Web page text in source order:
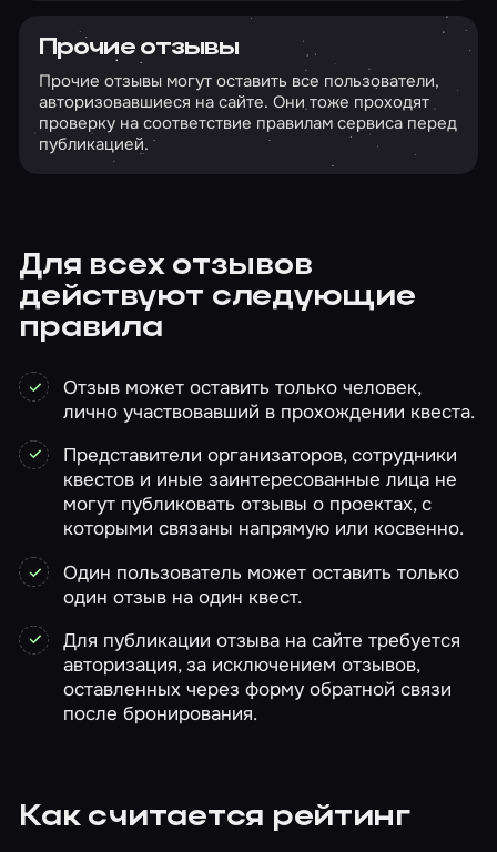
Прочие отзывы
Прочие отзывы могут оставить все пользователи,
авторизовавшиеся на сайте. Они тоже проходят
проверку на соответствие правилам сервиса перед
публикацией.
Для всех отзывов
действуют следующие
правила
Отзыв может оставить только человек,
лично участвовавший в прохождении квеста.
Представители организаторов, сотрудники
квестов и иные заинтересованные лица не
могут публиковать отзывы о проектах, с
которыми связаны напрямую или косвенно.
Один пользователь может оставить только
один отзыв на один квест.
Для публикации отзыва на сайте требуется
авторизация, за исключением отзывов,
оставленных через форму обратной связи
после бронирования.
Как считается рейтинг